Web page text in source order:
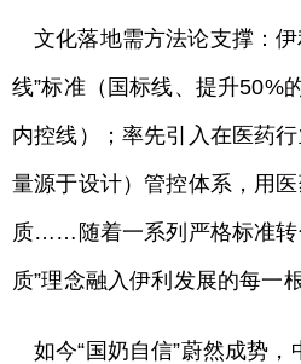
文化落地需方法论支撑：
线”标准（国标线、提升50%
内控线）；率先引入在医药
量源于设计）管控体系，用
质……随着一系列严格标准转
质”理念融入伊利发展的每一
如今“国奶自信”蔚然成势